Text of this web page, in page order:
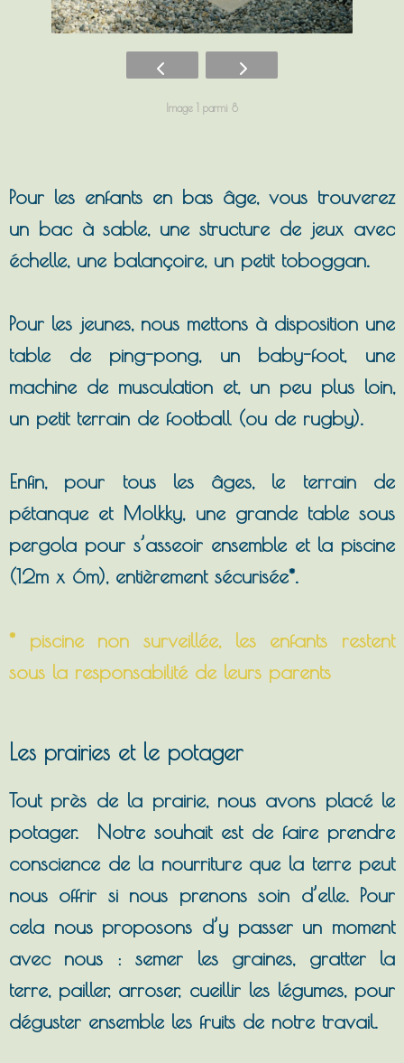
Image 1 parmi 8
Pour les enfants en bas âge, vous trouverez
un bac à sable, une structure de jeux avec
échelle, une balançoire, un petit toboggan.
Pour les jeunes, nous mettons à disposition une
table de ping-pong, un baby-foot, une
machine de musculation et, un peu plus loin,
un petit terrain de football (ou de rugby).
Enfin, pour tous les âges, le terrain de
pétanque et Molkky, une grande table sous
pergola pour s’asseoir ensemble et la piscine
(12m x 6m), entièrement sécurisée*.
* piscine non surveillée, les enfants restent
sous la responsabilité de leurs parents
Les prairies et le potager
Tout près de la prairie, nous avons placé le
potager. Notre souhait est de faire prendre
conscience de la nourriture que la terre peut
nous offrir si nous prenons soin d’elle. Pour
cela nous proposons d’y passer un moment
avec nous : semer les graines, gratter la
terre, pailler, arroser, cueillir les légumes, pour
déguster ensemble les fruits de notre travail.